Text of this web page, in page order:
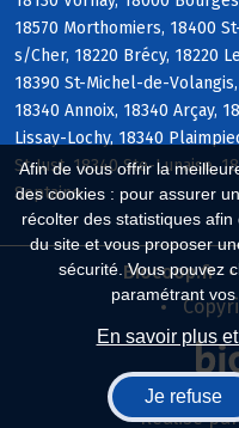
Afin de vous offrir la
des cookies : pour assurer
récolter des statistiques
du site et vous proposer
sécurité. Vous pouvez
paramétrant
En savoir plus
Je refuse
18570 Morthomiers, 18400
s/Cher, 18220 Brécy, 18220
18390 St-Michel-de-
18340 Annoix, 18340 Arçay,
Lissay-Lochy, 18340
St-Just, 18340 Ste-Lunaise,
Septaine
Biocoop.fr
Réalisé